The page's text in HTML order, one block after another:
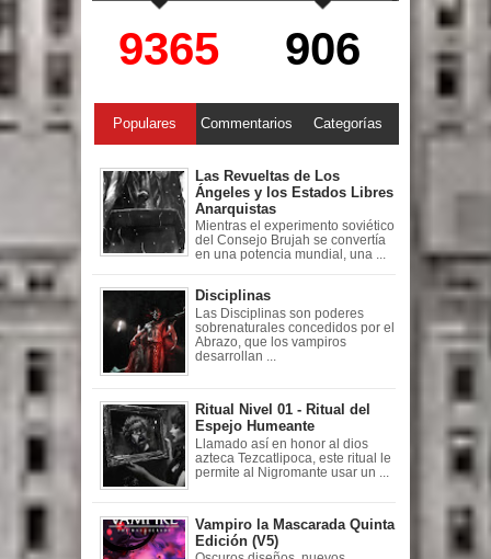
9365 906
Populares Commentarios Categorías
Las Revueltas de Los
Ángeles y los Estados Libres
Anarquistas
Mientras el experimento soviético
del Consejo Brujah se convertía
en una potencia mundial, una ...
Disciplinas
Las Disciplinas son poderes
sobrenaturales concedidos por el
Abrazo, que los vampiros
desarrollan ...
Ritual Nivel 01 - Ritual del
Espejo Humeante
Llamado así en honor al dios
azteca Tezcatlipoca, este ritual le
permite al Nigromante usar un ...
Vampiro la Mascarada Quinta
Edición (V5)